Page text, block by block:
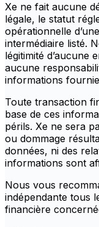
Xe ne fait aucune
légale, le statut
opérationnelle
intermédiaire listé.
légitimité d’aucune
aucune
informations
Toute transaction
base de ces
périls. Xe ne sera
ou dommage
données, ni des
informations sont
Nous vous
indépendante tous
financière